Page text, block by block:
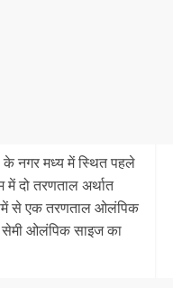
के नगर मध्य में स्थित पहले
में दो तरणताल अर्थात
से एक तरणताल ओलंपिक
सेमी ओलंपिक साइज का